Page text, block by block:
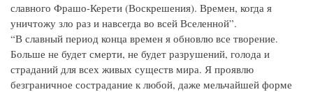
славного Фрашо-Керети (Воскрешения). Времен, когда я
уничтожу зло раз и навсегда во всей Вселенной”.
“В славный период конца времен я обновлю все творение.
Больше не будет смерти, не будет разрушений, голода и
страданий для всех живых существ мира. Я проявлю
безграничное сострадание к любой, даже мельчайшей форме